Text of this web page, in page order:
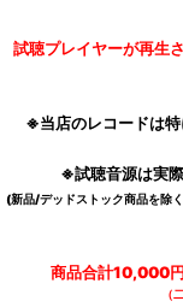
試聴プレイヤーが再生
※当店のレコードは
※試聴音源は実
(新品/デッドストック商品を除
商品合計10,000
（